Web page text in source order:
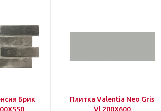
Брик
Плитка Valentia Neo Gris
Vl 200Х600